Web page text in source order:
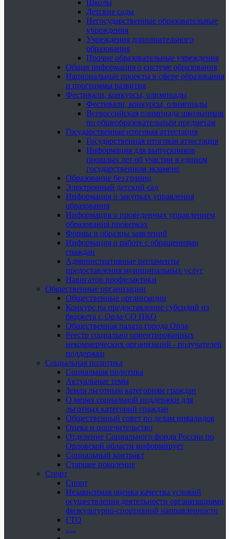
Школы
Детские сады
Негосударственные образовательные
учреждения
Учреждения дополнительного
образования
Прочие образовательные учреждения
Общая информация о системе образования
Национальные проекты в сфере образования
и программы развития
Фестивали, конкурсы, олимпиады
Фестивали, конкурсы, олимпиады
Всероссийская олимпиада школьников
по общеобразовательным предметам
Государственная итоговая аттестация
Государственная итоговая аттестация
Информация для выпускников
прошлых лет об участии в едином
государственном экзамене
Образование без границ
Электронный детский сад
Информация о закупках управления
образования
Информация о проведенных управлением
образования проверках
Формы и образцы заявлений
Информация о работе с обращениями
граждан
Административные регламенты
предоставления муниципальных услуг
Навигатор профилактики
Общественные организации
Общественные организации
Конкурс на предоставление субсидий из
бюджета г. Орла СО НКО
Общественная палата города Орла
Реестр социально ориентированных
некоммерческих организаций - получателей
поддержки
Социальная политика
Социальная политика
Актуальные темы
Земля льготным категориям граждан
О мерах социальной поддержки для
льготных категорий граждан
Общественный совет по делам инвалидов
Опека и попечительство
Отделение Социального фонда России по
Орловской области информирует
Социальный контракт
Старшее поколение
Спорт
Спорт
Независимая оценка качества условий
осуществления деятельности организациями
физкультурно-спортивной направленности
ГТО
.....